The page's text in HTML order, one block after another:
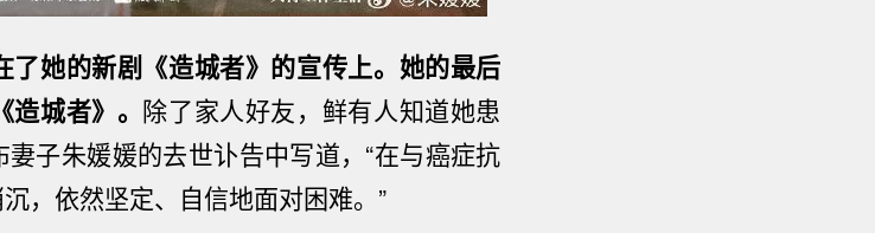
了她的新剧 《造城者》 的宣传上。她的最后
《造城者》 。 除了家人好友，鲜有人知道她患
子朱媛媛的去世讣告中写道， “在与癌症抗
，依然坚定、自信地面对困难。”